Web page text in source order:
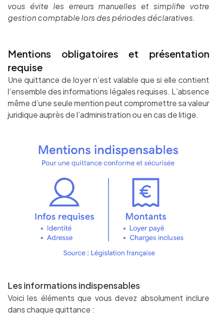
vous évite les erreurs manuelles et simplifie votre
gestion comptable lors des périodes déclaratives.
Mentions obligatoires et présentation
requise
Une quittance de loyer n’est valable que si elle contient
l’ensemble des informations légales requises. L’absence
même d’une seule mention peut compromettre sa valeur
juridique auprès de l’administration ou en cas de litige.
Les informations indispensables
Voici les éléments que vous devez absolument inclure
dans chaque quittance :